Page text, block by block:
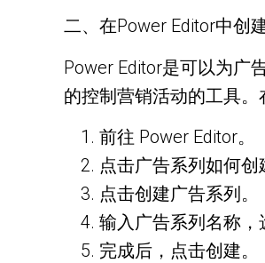
二、在Power Editor中创
Power Editor是可以为广
的控制营销活动的工具。
前往 Power Editor。
点击广告系列如何创
点击创建广告系列。
输入广告系列名称，
完成后，点击创建。